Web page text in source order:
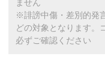
ません
※誹謗中傷・差別的発
どの対象となります。
必ずご確認ください